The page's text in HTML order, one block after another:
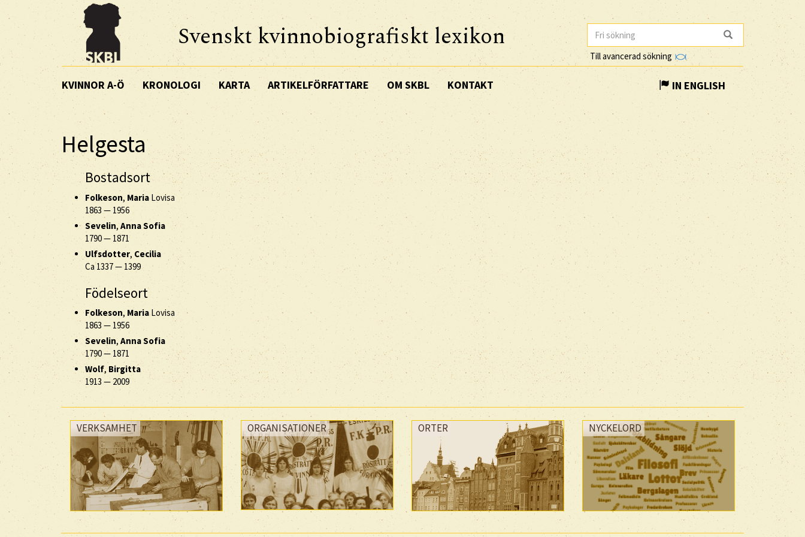
Svenskt kvinnobiografiskt lexikon
Till avancerad sökning
KVINNOR A-Ö KRONOLOGI KARTA ARTIKELFÖRFATTARE OM SKBL KONTAKT IN ENGLISH
Helgesta
Bostadsort
Folkeson, MariaLovisa
1863 — 1956
Sevelin,Anna Sofia
1790— 1871
Ulfsdotter, Cecilia
Ca 1337— 1399
Födelseort
Folkeson, MariaLovisa
1863 — 1956
Sevelin, Anna Sofia
1790— 1871
Wolf,Birgitta
1913 — 2009
VERKSAMHET ORGANISATIONER ORTER NYCKELORD